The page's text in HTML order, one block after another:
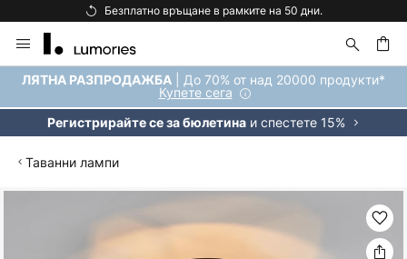
Безплатно връщане в рамките на 50 дни.
Прескачане
към
съдържанието
ЛЯТНА РАЗПРОДАЖБА | До 70% от над 20000 продукти*
Купете сега
Регистрирайте се за бюлетинаи спестете 15%
Таванни лампи